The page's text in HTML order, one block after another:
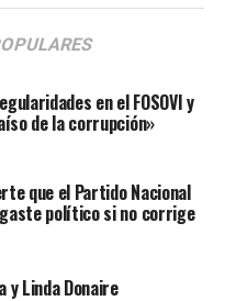
en el FOSOVI y
de la corrupción»
que el Partido Nacional
político si no corrige
y Linda Donaire